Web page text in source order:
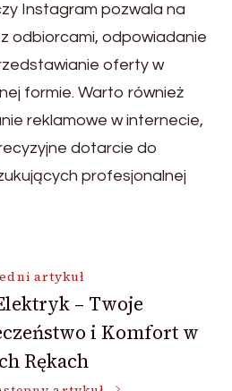
Instagram pozwala na
odbiorcami, odpowiadanie
oferty w
formie. Warto również
reklamowe w internecie,
dotarcie do
profesjonalnej
artykuł
– Twoje
i Komfort w
Rękach